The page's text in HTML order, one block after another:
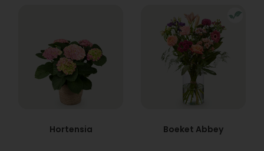
Hortensia Boeket Abbey